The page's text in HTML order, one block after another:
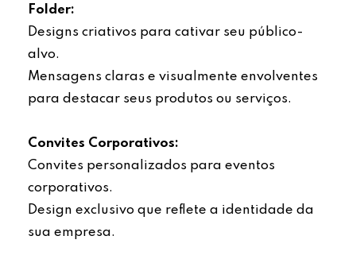
Folder:
Designs criativos para cativar seu público-
alvo.
Mensagens claras e visualmente envolventes
para destacar seus produtos ou serviços.
Convites Corporativos:
Convites personalizados para eventos
corporativos.
Design exclusivo que reflete a identidade da
sua empresa.